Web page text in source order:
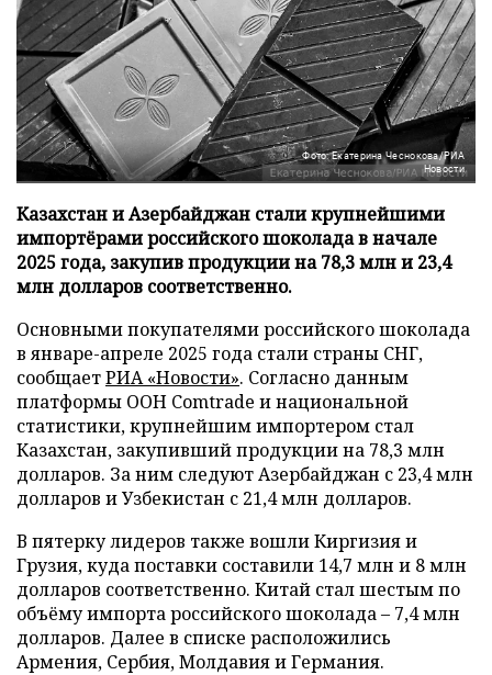
Фото: Екатерина Чеснокова/РИА
Новости
Казахстан и Азербайджан стали крупнейшими
импортёрами российского шоколада в начале
2025 года, закупив продукции на 78,3 млн и 23,4
млн долларов соответственно.
Основными покупателями российского шоколада
в январе-апреле 2025 года стали страны СНГ,
сообщаетРИА «Новости». Согласно данным
платформы ООН Comtrade и национальной
статистики, крупнейшим импортером стал
Казахстан, закупивший продукции на 78,3 млн
долларов. За ним следуют Азербайджан с 23,4 млн
долларов и Узбекистан с 21,4 млн долларов.
В пятерку лидеров также вошли Киргизия и
Грузия, куда поставки составили 14,7 млн и 8 млн
долларов соответственно. Китай стал шестым по
объёму импорта российского шоколада – 7,4 млн
долларов. Далее в списке расположились
Армения, Сербия, Молдавия и Германия.